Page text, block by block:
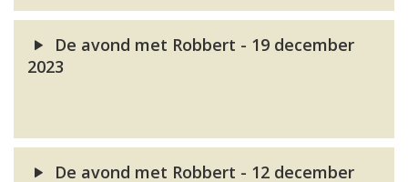
De avond met Robbert - 19 december
2023
De avond met Robbert - 12 december